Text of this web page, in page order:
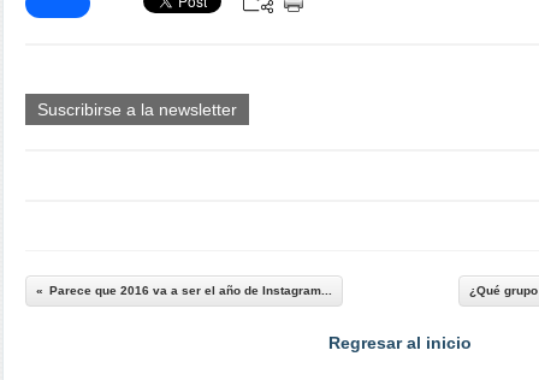
Suscribirse a la newsletter
Parece que 2016 va a ser el año de Instagram... ¿Qué
Regresar al inicio